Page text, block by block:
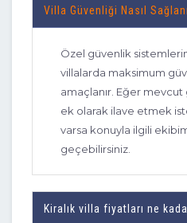
mekan değil, kurallarını
alanı sunar. İster havuz
bahçenizde sessizliğin tadını
okuyabilirsiniz. Bu esneklik,
hizmetten çıkarıp tamamen
dönüştürür.
Kiralık villaların sunduğu
sıradan bir konaklamadan
serüvenine dönüştüren temel
özelliklerin başında, villanın
kullanıcıya tamamen izole bir
Villa Güvenliği Nasıl
Özel güvenlik
villalarda maksimum
amaçlanır. Eğer
ek olarak ilave etmek
varsa konuyla ilgili
geçebilirsiniz.
Kiralık villa fiyatları ne